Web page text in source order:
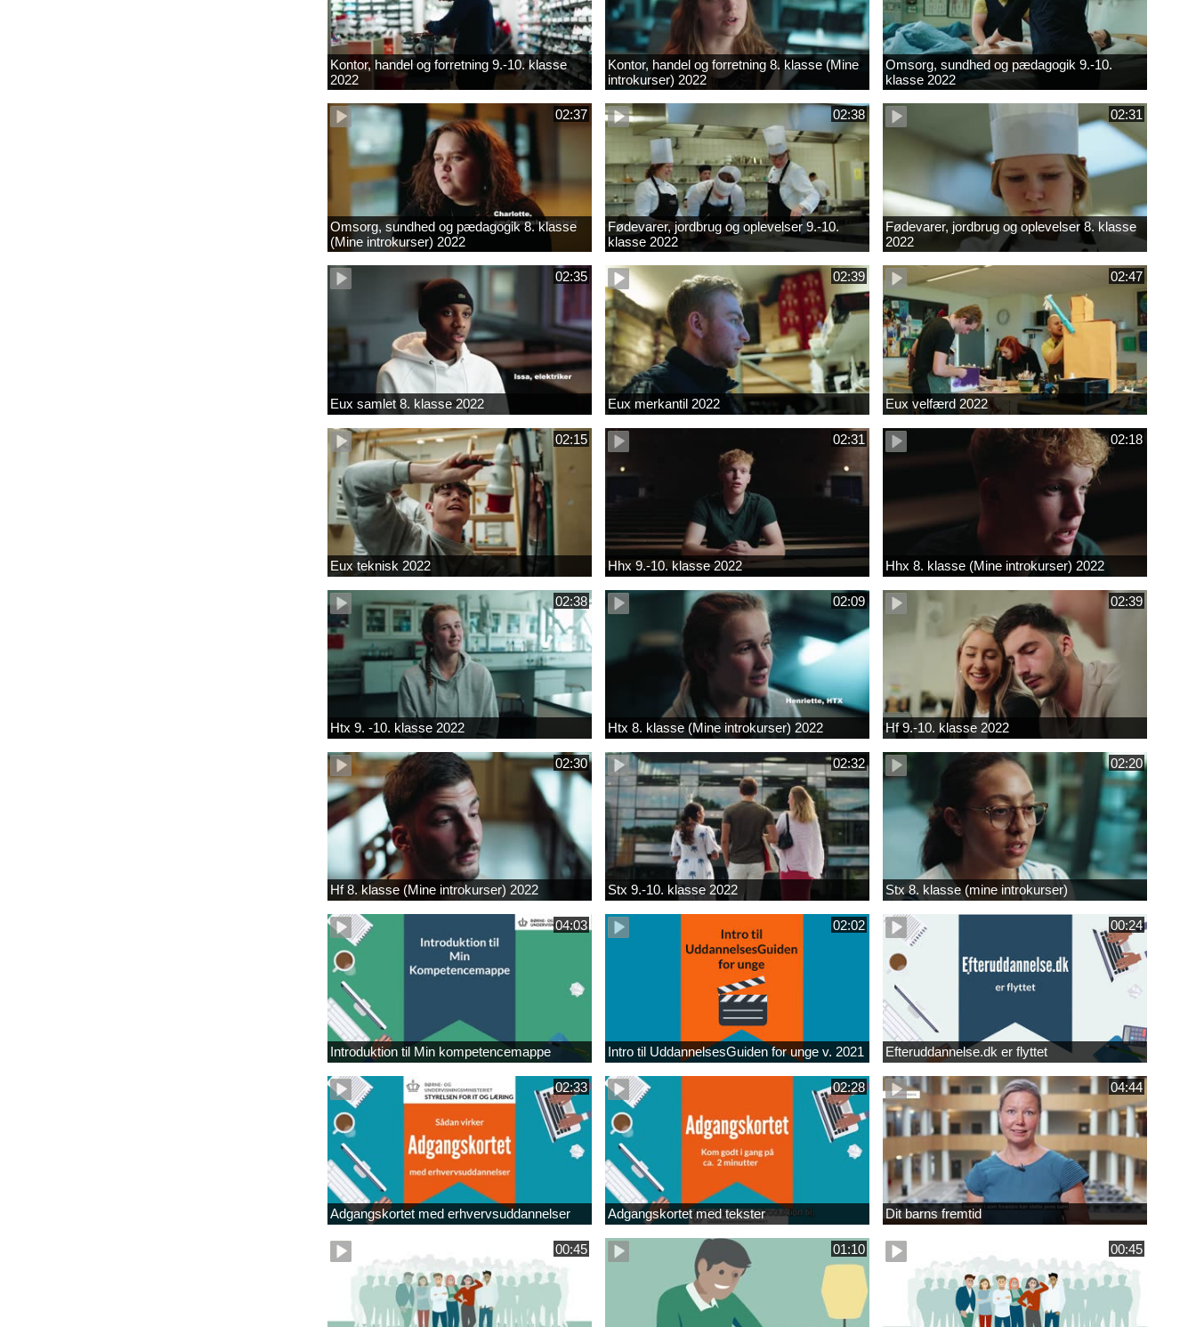
Kontor, handel og forretning 9.-10. klasse
2022
Kontor, handel og forretning 8. klasse (Mine
introkurser) 2022
Omsorg, sundhed og pædagogik 9.-10.
klasse 2022
02:37
Omsorg, sundhed og pædagogik 8. klasse
(Mine introkurser) 2022
02:38
Fødevarer, jordbrug og oplevelser 9.-10.
klasse 2022
02:31
Fødevarer, jordbrug og oplevelser 8. klasse
2022
02:35
Eux samlet 8. klasse 2022
02:39
Eux merkantil 2022
02:47
Eux velfærd 2022
02:15
Eux teknisk 2022
02:31
Hhx 9.-10. klasse 2022
02:18
Hhx 8. klasse (Mine introkurser) 2022
02:38
Htx 9. -10. klasse 2022
02:09
Htx 8. klasse (Mine introkurser) 2022
02:39
Hf 9.-10. klasse 2022
02:30
Hf 8. klasse (Mine introkurser) 2022
02:32
Stx 9.-10. klasse 2022
02:20
Stx 8. klasse (mine introkurser)
04:03
Introduktion til Min kompetencemappe
02:02
Intro til UddannelsesGuiden for unge v. 2021
00:24
Efteruddannelse.dk er flyttet
02:33
Adgangskortet med erhvervsuddannelser
02:28
Adgangskortet med tekster
04:44
Dit barns fremtid
00:45 01:10 00:45